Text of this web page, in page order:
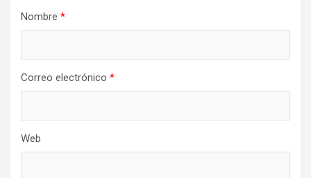
Nombre *
Correo electrónico *
Web